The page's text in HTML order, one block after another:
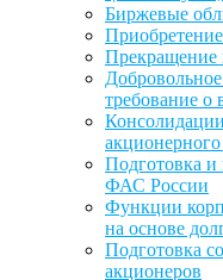
Биржевые
Прекращение
требование о
Подготовка и
ФАС России
Функции
на основе
Подготовка
акционеров